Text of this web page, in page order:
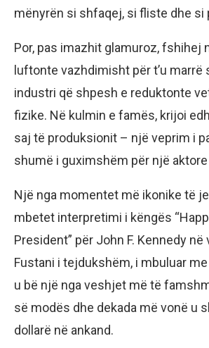
mënyrën si shfaqej, si fliste dhe si
Por, pas imazhit glamuroz, fshihej
luftonte vazhdimisht për t’u marrë
industri që shpesh e reduktonte
fizike. Në kulmin e famës, krijoi
saj të produksionit – një veprim i
shumë i guximshëm për një aktore
Një nga momentet më ikonike të
mbetet interpretimi i këngës
President” për John F. Kennedy në
Fustani i tejdukshëm, i mbuluar
u bë një nga veshjet më të
së modës dhe dekada më vonë u
dollarë në ankand.